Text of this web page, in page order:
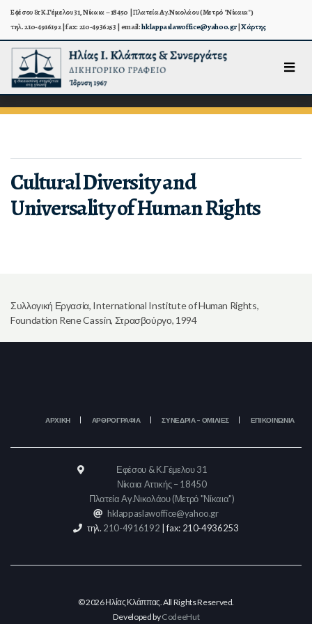
Εφέσου & Κ.Γέμελου 31, Νίκαια – 18450 | Πλατεία Αγ.Νικολάου (Μετρό "Νίκαια")
τηλ. 210-4916192 | fax: 210-4936253 | email:hklappaslawoffice@yahoo.gr|Χάρτης
Cultural Diversity and
Universality of Human Rights
Συλλογική Εργασία, International Institute of Human Rights,
Foundation Rene Cassin, Στρασβούργο, 1994
ΑΡΧΙΚΗ ΑΡΘΡΟΓΡΑΦΙΑ ΣΥΝΕΔΡΙΑ – ΟΜΙΛΙΕΣ ΕΠΙΚΟΙΝΩΝΙΑ
Εφέσου & Κ.Γέμελου 31
Νίκαια Αττικής – 18450
Πλατεία Αγ.Νικολάου (Μετρό "Νίκαια")
hklappaslawoffice@yahoo.gr
τηλ. 210-4916192 | fax: 210-4936253
© 2026 Ηλίας Κλάππας. All Rights Reserved.
Developed byCodeeHut